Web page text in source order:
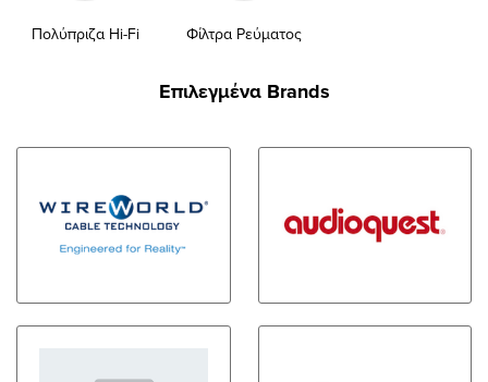
Πολύπριζα Hi-Fi Φίλτρα Ρεύματος
Επιλεγμένα Brands